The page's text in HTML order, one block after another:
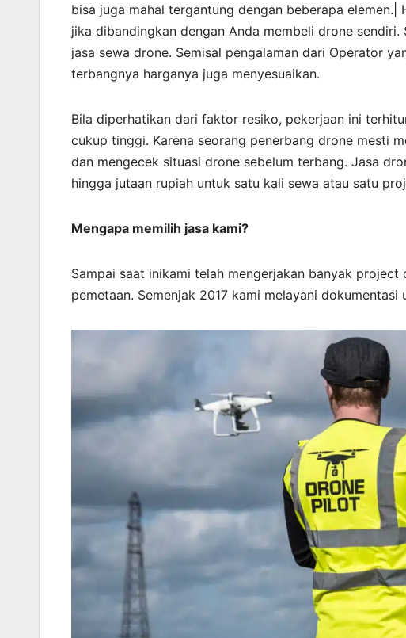
bisa juga mahal tergantung dengan beberapa
jika dibandingkan dengan Anda membeli drone
jasa sewa drone. Semisal pengalaman dari Operator
terbangnya harganya juga menyesuaikan.
Bila diperhatikan dari faktor resiko, pekerjaan ini
cukup tinggi. Karena seorang penerbang drone mesti
dan mengecek situasi drone sebelum terbang. Jasa
hingga jutaan rupiah untuk satu kali sewa atau satu
Mengapa memilih jasa kami?
Sampai saat inikami telah mengerjakan banyak
pemetaan. Semenjak 2017 kami melayani